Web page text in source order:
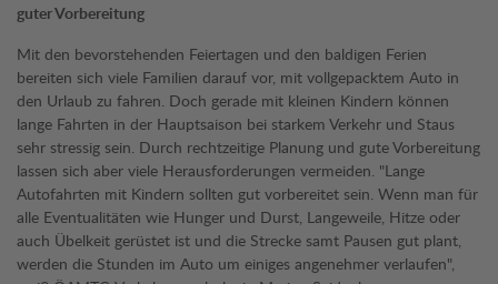
guter Vorbereitung
Mit den bevorstehenden Feiertagen und den baldigen Ferien
bereiten sich viele Familien darauf vor, mit vollgepacktem Auto in
den Urlaub zu fahren. Doch gerade mit kleinen Kindern können
lange Fahrten in der Hauptsaison bei starkem Verkehr und Staus
sehr stressig sein. Durch rechtzeitige Planung und gute Vorbereitung
lassen sich aber viele Herausforderungen vermeiden. "Lange
Autofahrten mit Kindern sollten gut vorbereitet sein. Wenn man für
alle Eventualitäten wie Hunger und Durst, Langeweile, Hitze oder
auch Übelkeit gerüstet ist und die Strecke samt Pausen gut plant,
werden die Stunden im Auto um einiges angenehmer verlaufen",